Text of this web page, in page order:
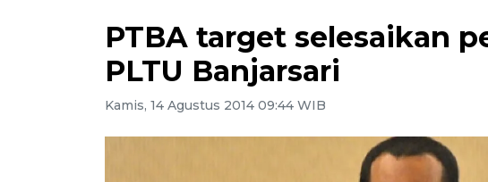
PTBA target selesaikan
PLTU Banjarsari
Kamis, 14 Agustus 2014 09:44 WIB